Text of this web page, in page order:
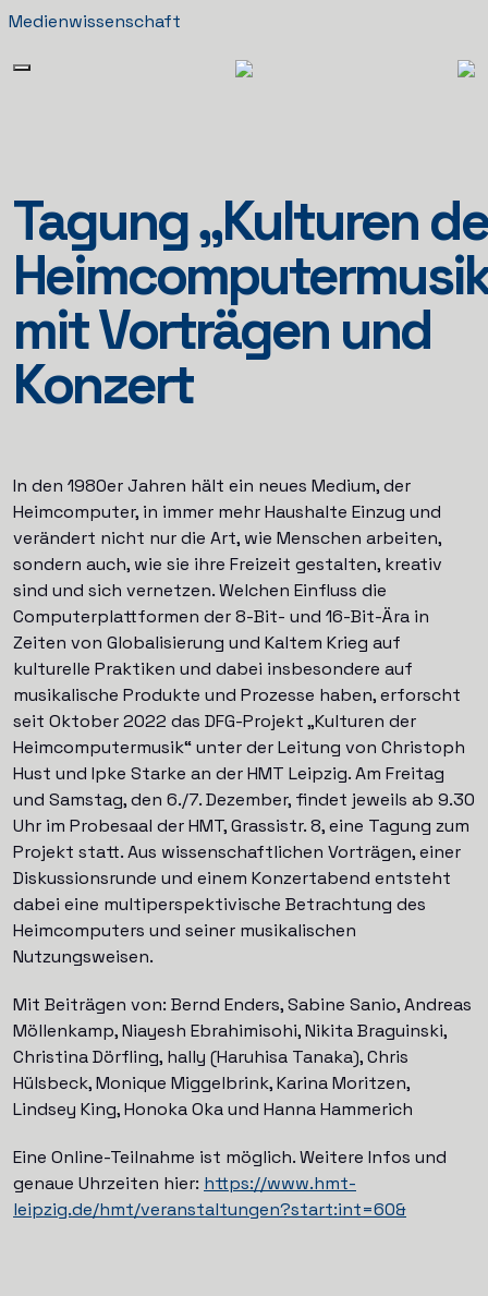
Medienwissenschaft
Tagung „Kulturen
mit Vorträgen und
Konzert
In den 1980er Jahren hält ein neues Medium, der
Heimcomputer, in immer mehr Haushalte Einzug und
verändert nicht nur die Art, wie Menschen arbeiten,
sondern auch, wie sie ihre Freizeit gestalten, kreativ
sind und sich vernetzen. Welchen Einfluss die
Computerplattformen der 8-Bit- und 16-Bit-Ära in
Zeiten von Globalisierung und Kaltem Krieg auf
kulturelle Praktiken und dabei insbesondere auf
musikalische Produkte und Prozesse haben, erforscht
seit Oktober 2022 das DFG-Projekt „Kulturen der
Heimcomputermusik“ unter der Leitung von Christoph
Hust und Ipke Starke an der HMT Leipzig. Am Freitag
und Samstag, den 6./7. Dezember, findet jeweils ab 9.30
Uhr im Probesaal der HMT, Grassistr. 8, eine Tagung zum
Projekt statt. Aus wissenschaftlichen Vorträgen, einer
Diskussionsrunde und einem Konzertabend entsteht
dabei eine multiperspektivische Betrachtung des
Heimcomputers und seiner musikalischen
Nutzungsweisen.
Mit Beiträgen von: Bernd Enders, Sabine Sanio, Andreas
Möllenkamp, Niayesh Ebrahimisohi, Nikita Braguinski,
Christina Dörfling, hally (Haruhisa Tanaka), Chris
Hülsbeck, Monique Miggelbrink, Karina Moritzen,
Lindsey King, Honoka Oka und Hanna Hammerich
Eine Online-Teilnahme ist möglich. Weitere Infos und
genaue Uhrzeiten hier: https://www.hmt-
leipzig.de/hmt/veranstaltungen?start:int=60&